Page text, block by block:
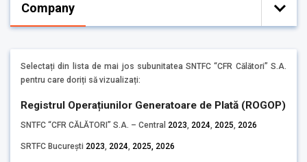
Company
Selectați din lista de mai jos subunitatea SNTFC “CFR Călători” S.A.
pentru care doriți să vizualizați:
Registrul Operațiunilor Generatoare de Plată (ROGOP)
SNTFC “CFR CĂLĂTORI” S.A. – Central 2023 2024 2025 2026
SRTFC București 2023, 2024, 2025, 2026